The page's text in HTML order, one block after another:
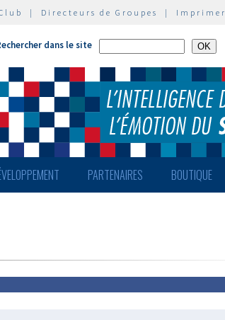
| Directeurs de Groupes | Imprimer
dans le site
PARTENAIRES BOUTIQUE